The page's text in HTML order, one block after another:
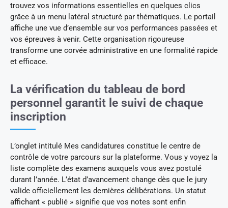
trouvez vos informations essentielles en quelques clics
grâce à un menu latéral structuré par thématiques. Le portail
affiche une vue d’ensemble sur vos performances passées et
vos épreuves à venir. Cette organisation rigoureuse
transforme une corvée administrative en une formalité rapide
et efficace.
La vérification du tableau de bord
personnel garantit le suivi de chaque
inscription
L’onglet intitulé Mes candidatures constitue le centre de
contrôle de votre parcours sur la plateforme. Vous y voyez la
liste complète des examens auxquels vous avez postulé
durant l’année. L’état d’avancement change dès que le jury
valide officiellement les dernières délibérations. Un statut
affichant « publié » signifie que vos notes sont enfin